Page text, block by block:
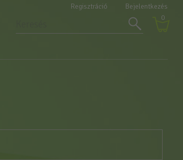
Regisztráció
Bejelentkezés
0